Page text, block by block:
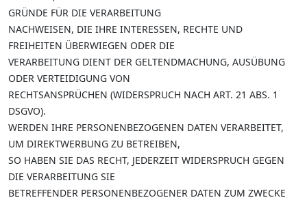
GRÜNDE FÜR DIE VERARBEITUNG
NACHWEISEN, DIE IHRE INTERESSEN, RECHTE UND
FREIHEITEN ÜBERWIEGEN ODER DIE
VERARBEITUNG DIENT DER GELTENDMACHUNG, AUSÜBUNG
ODER VERTEIDIGUNG VON
RECHTSANSPRÜCHEN (WIDERSPRUCH NACH ART. 21 ABS. 1
DSGVO).
WERDEN IHRE PERSONENBEZOGENEN DATEN VERARBEITET,
UM DIREKTWERBUNG ZU BETREIBEN,
SO HABEN SIE DAS RECHT, JEDERZEIT WIDERSPRUCH GEGEN
DIE VERARBEITUNG SIE
BETREFFENDER PERSONENBEZOGENER DATEN ZUM ZWECKE